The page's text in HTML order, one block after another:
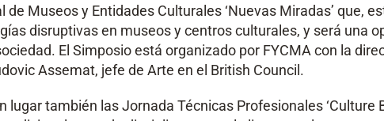
Museos y Entidades Culturales ‘Nuevas Miradas’ que,
disruptivas en museos y centros culturales, y será una
El Simposio está organizado por FYCMA con la
Assemat, jefe de Arte en el British Council.
también las Jornada Técnicas Profesionales ‘Culture